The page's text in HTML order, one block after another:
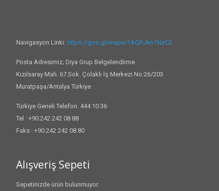
Navigasyon Linki: https://goo.gl/maps/1AQRJkn1NzC2
Posta Adresimiz; Diya Grup Belgelendirme
Kızılsaray Mah. 67.Sok. Çolaklı İş Merkezi No:26/203
Muratpaşa/Antalya Türkiye
Türkiye Geneli Telefon: 444 10 36
Tel : +90.242 242 08 88
Faks : +90.242 242 08 80
Alışveriş Sepeti
Sepetinizde ürün bulunmuyor.